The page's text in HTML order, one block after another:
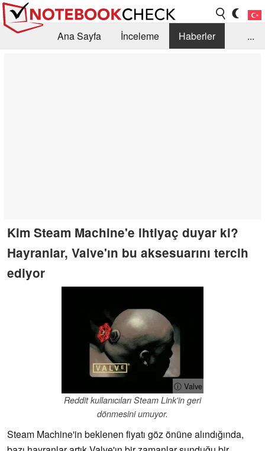
Ana Sayfa İnceleme
Haberler
...
Kim Steam Machine'e ihtiyaç duyar ki?
Hayranlar, Valve'ın bu aksesuarını tercih
ediyor
ⓘ Valve
Reddit kullanıcıları Steam Link'in geri
dönmesini umuyor.
Steam Machine'in beklenen fiyatı göz önüne alındığında,